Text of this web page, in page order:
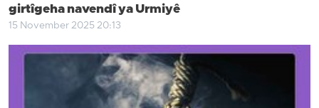
girtîgeha navendî ya Urmiyê
15 November 2025 20:13